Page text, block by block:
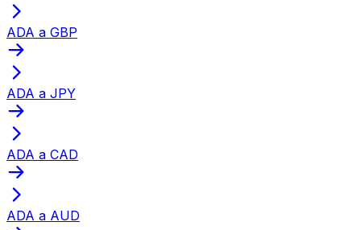
ADA a GBP
ADA a JPY
ADA a CAD
ADA a AUD